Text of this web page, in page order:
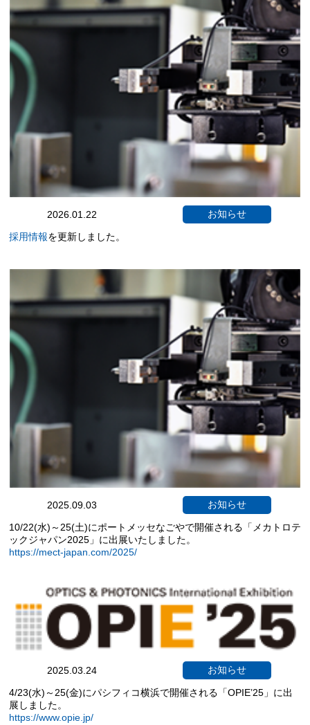
2026.01.22 お知らせ
採用情報を更新しました。
2025.09.03 お知らせ
10/22(水)～25(土)にポートメッセなごやで開催される「メカトロテ
ックジャパン2025」に出展いたしました。
https://mect-japan.com/2025/
2025.03.24 お知らせ
4/23(水)～25(金)にパシフィコ横浜で開催される「OPIE’25」に出
展しました。
https://www.opie.jp/